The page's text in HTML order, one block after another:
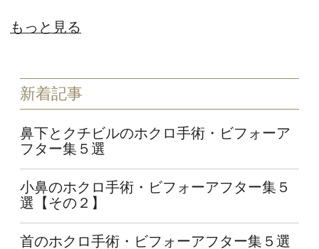
もっと見る
新着記事
鼻下とクチビルのホクロ手術・ビフォーア
フター集５選
小鼻のホクロ手術・ビフォーアフター集５
選【その２】
首のホクロ手術・ビフォーアフター集５選